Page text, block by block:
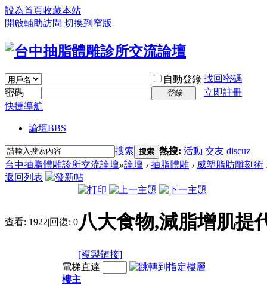
設為首頁收藏本站
開啟輔助訪問 切換到窄版
自動登錄 找回密碼
密碼
登錄
立即註冊
快捷導航
論壇BBS
搜索 搜索 熱搜: 活動 交友 discuz
台中抽脂體雕診所交流論壇»論壇 › 抽脂體雕 › 威塑脂肪雕刻術
返回列表
查看: 1922|回復: 0八大食物,減脂增肌提
[複製鏈接]
電梯直達
樓主